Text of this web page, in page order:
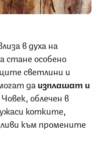
в духа на
стане особено
светлини и
да изплашат и
Човек, облечен в
котките,
към промените